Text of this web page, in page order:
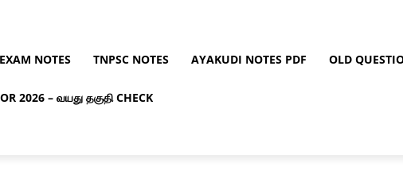
NOTES TNPSC NOTES AYAKUDI NOTES PDF OLD
2026 – வயது தகுதி CHECK